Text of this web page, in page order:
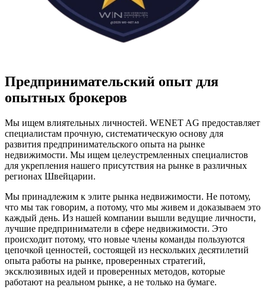
Предпринимательский опыт для
опытных брокеров
Мы ищем влиятельных личностей. WENET AG предоставляет
специалистам прочную, систематическую основу для
развития предпринимательского опыта на рынке
недвижимости. Мы ищем целеустремленных специалистов
для укрепления нашего присутствия на рынке в различных
регионах Швейцарии.
Мы принадлежим к элите рынка недвижимости. Не потому,
что мы так говорим, а потому, что мы живем и доказываем это
каждый день. Из нашей компании вышли ведущие личности,
лучшие предприниматели в сфере недвижимости. Это
происходит потому, что новые члены команды пользуются
цепочкой ценностей, состоящей из нескольких десятилетий
опыта работы на рынке, проверенных стратегий,
эксклюзивных идей и проверенных методов, которые
работают на реальном рынке, а не только на бумаге.